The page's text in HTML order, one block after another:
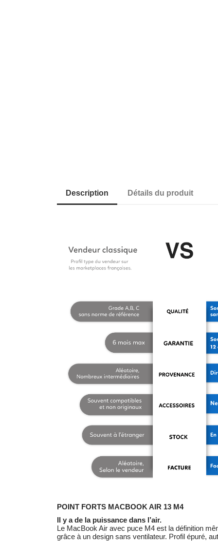
Description Détails du produit
POINT FORTS MACBOOK AIR 13 M4
Il y a de la puissance dans l’air.
Le MacBook Air avec puce M4 est la définition
grâce à un design sans ventilateur. Profil épuré,